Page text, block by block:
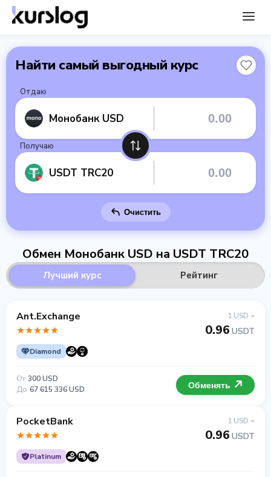
Найти самый выгодный курс
Отдаю
Монобанк USD
Получаю
USDT TRC20
Очистить
Обмен Монобанк USD на USDT TRC20
Лучший курс Рейтинг
Ant.Exchange
Diamond
1 USD =
0.96 USDT
От 300 USD
До 67 615 336 USD Обменять
PocketBank
Platinum
1 USD =
0.96 USDT